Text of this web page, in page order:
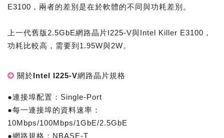
E3100，兩者的差別是在於軟體的不同與功耗差別。
上一代舊版2.5GbE網路晶片I225-V與Intel Killer E3100，
功耗比較高，需要到1.95W與2W。
關於Intel I225-V網路晶片規格
●連接埠配置：Single-Port
●每一連接埠的資料速率：
10Mbps/100Mbps/1GbE/2.5GbE
●網路規格：NBASE-T